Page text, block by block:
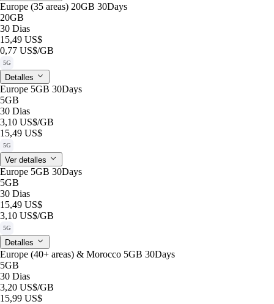
Europe (35 areas) 20GB 30Days
20GB
30 Dias
15,49 US$
0,77 US$/GB
5G
Detalles
Europe 5GB 30Days
5GB
30 Dias
3,10 US$/GB
15,49 US$
5G
Ver detalles
Europe 5GB 30Days
5GB
30 Dias
15,49 US$
3,10 US$/GB
5G
Detalles
Europe (40+ areas) & Morocco 5GB 30Days
5GB
30 Dias
3,20 US$/GB
15,99 US$